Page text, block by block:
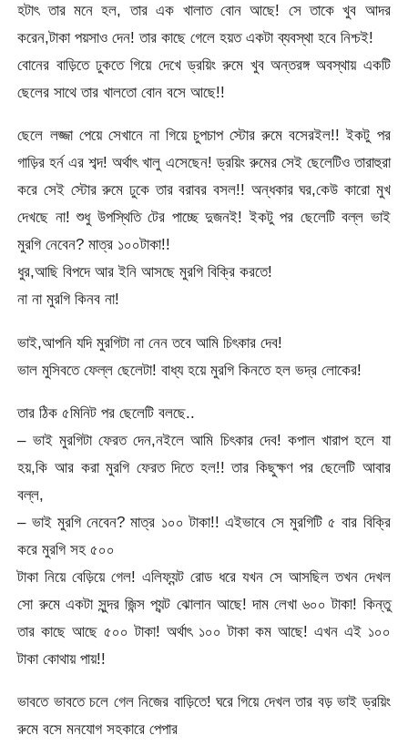
হটাৎ তার মনে হল, তার এক খালাত বোন আছে! সে তাকে খুব আদর
করেন,টাকা পয়সাও দেন! তার কাছে গেলে হয়ত একটা ব্যবস্থা হবে নিশ্চই!
বোনের বাড়িতে ঢুকতে গিয়ে দেখে ড্রয়িং রুমে খুব অন্তরঙ্গ অবস্থায় একটি
ছেলের সাথে তার খালতো বোন বসে আছে!!
ছেলে লজ্জা পেয়ে সেখানে না গিয়ে চুপচাপ স্টোর রুমে বসেরইল!! ইকটু পর
গাড়ির হর্ন এর শব্দ! অর্থাৎ খালু এসেছেন! ড্রয়িং রুমের সেই ছেলেটিও তারাহুরা
করে সেই স্টোর রুমে ঢুকে তার বরাবর বসল!! অন্ধকার ঘর,কেউ কারো মুখ
দেখছে না! শুধু উপস্থিতি টের পাচ্ছে দুজনই! ইকটু পর ছেলেটি বল্ল ভাই
মুরগি নেবেন? মাত্র ১০০টাকা!!
ধুর,আছি বিপদে আর ইনি আসছে মুরগি বিক্রি করতে!
না না মুরগি কিনব না!
ভাই,আপনি যদি মুরগিটা না নেন তবে আমি চিৎকার দেব!
ভাল মুসিবতে ফেল্ল ছেলেটা! বাধ্য হয়ে মুরগি কিনতে হল ভদ্র লোকের!
তার ঠিক ৫মিনিট পর ছেলেটি বলছে..
– ভাই মুরগিটা ফেরত দেন,নইলে আমি চিৎকার দেব! কপাল খারাপ হলে যা
হয়,কি আর করা মুরগি ফেরত দিতে হল!! তার কিছুক্ষণ পর ছেলেটি আবার
বল্ল,
– ভাই মুরগি নেবেন? মাত্র ১০০ টাকা!! এইভাবে সে মুরগিটি ৫ বার বিক্রি
করে মুরগি সহ ৫০০
টাকা নিয়ে বেড়িয়ে গেল! এলিফ্যন্ট রোড ধরে যখন সে আসছিল তখন দেখল
সো রুমে একটা সুন্দর জিন্স প্যন্ট ঝোলান আছে! দাম লেখা ৬০০ টাকা! কিন্তু
তার কাছে আছে ৫০০ টাকা! অর্থাৎ ১০০ টাকা কম আছে! এখন এই ১০০
টাকা কোথায় পায়!!
ভাবতে ভাবতে চলে গেল নিজের বাড়িতে! ঘরে গিয়ে দেখল তার বড় ভাই ড্রয়িং
রুমে বসে মনযোগ সহকারে পেপার